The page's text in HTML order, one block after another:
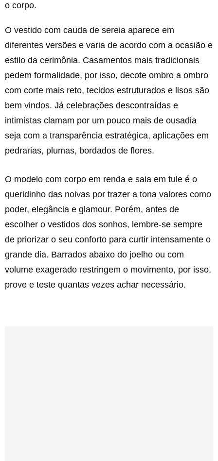
o corpo.
O vestido com cauda de sereia aparece em
diferentes versões e varia de acordo com a ocasião e
estilo da cerimônia. Casamentos mais tradicionais
pedem formalidade, por isso, decote ombro a ombro
com corte mais reto, tecidos estruturados e lisos são
bem vindos. Já celebrações descontraídas e
intimistas clamam por um pouco mais de ousadia
seja com a transparência estratégica, aplicações em
pedrarias, plumas, bordados de flores.
O modelo com corpo em renda e saia em tule é o
queridinho das noivas por trazer a tona valores como
poder, elegância e glamour. Porém, antes de
escolher o vestidos dos sonhos, lembre-se sempre
de priorizar o seu conforto para curtir intensamente o
grande dia. Barrados abaixo do joelho ou com
volume exagerado restringem o movimento, por isso,
prove e teste quantas vezes achar necessário.